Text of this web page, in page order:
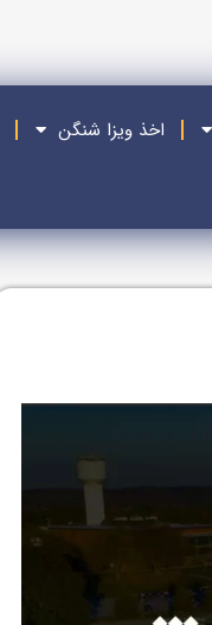
اخذ ویزا شنگن